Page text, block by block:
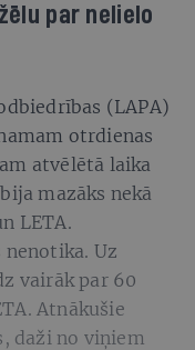
par nelielo
(LAPA)
otrdienas
atvēlētā laika
mazāks nekā
LETA.
nenotika. Uz
vairāk par 60
Atnākušie
daži no viņiem